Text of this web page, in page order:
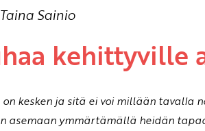
Taina Sainio
kehittyville
on kesken ja sitä ei voi millään
asemaan ymmärtämällä heidän